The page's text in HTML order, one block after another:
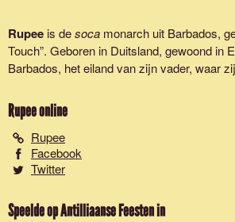
Rupee is desoca monarch uit Barbados,
Touch”. Geboren in Duitsland, gewoond in
Barbados, het eiland van zijn vader, waar
Rupeeonline
Rupee
Facebook
Twitter
Speelde op Antilliaanse Feesten in